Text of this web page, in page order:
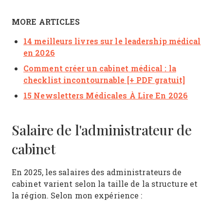
MORE ARTICLES
14 meilleurs livres sur le leadership médical
en 2026
Comment créer un cabinet médical : la
checklist incontournable [+ PDF gratuit]
15 Newsletters Médicales À Lire En 2026
Salaire de l'administrateur de
cabinet
En 2025, les salaires des administrateurs de
cabinet varient selon la taille de la structure et
la région. Selon mon expérience :